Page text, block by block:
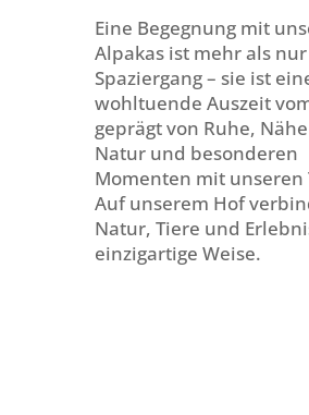
Eine Begegnung mit
Alpakas ist mehr als
Spaziergang – sie ist
wohltuende Auszeit
geprägt von Ruhe,
Natur und besonderen
Momenten mit unseren
Auf unserem Hof
Natur, Tiere und
einzigartige Weise.